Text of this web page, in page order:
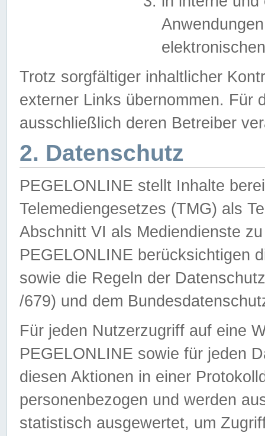
Trotz sorgfältiger inhaltlicher
externer Links übernommen. Für
ausschließlich deren Betreiber
2. Datenschutz
PEGELONLINE stellt Inhalte
Telemediengesetzes (TMG) als
Abschnitt VI als Mediendienste
PEGELONLINE berücksichtigen
sowie die Regeln der
/679) und dem
Für jeden Nutzerzugriff auf eine
PEGELONLINE sowie für jeden
diesen Aktionen in einer
personenbezogen und werden
statistisch ausgewertet, um